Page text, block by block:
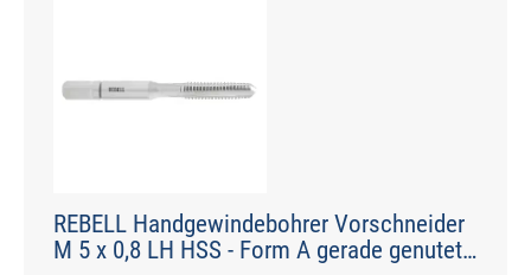
REBELL Handgewindebohrer Vorschneider
M 5 x 0,8 LH HSS - Form A gerade genutet -